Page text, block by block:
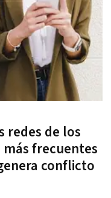
redes de los
más frecuentes
conflicto